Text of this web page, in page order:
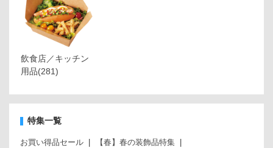
飲食店／キッチン
用品(281)
特集一覧
お買い得品セール 【春】春の装飾品特集